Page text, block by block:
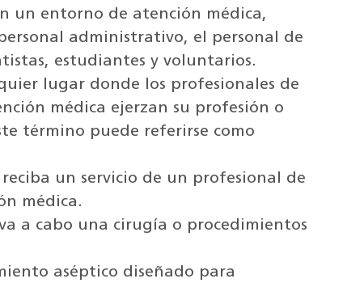
un entorno de atención médica,
administrativo, el personal de
estudiantes y voluntarios.
lugar donde los profesionales de
médica ejerzan su profesión o
término puede referirse como
un servicio de un profesional de
médica.
a cabo una cirugía o procedimientos
aséptico diseñado para